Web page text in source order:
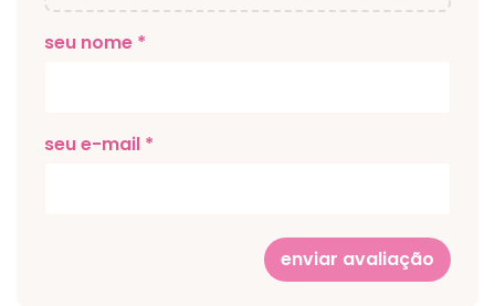
seu nome *
seu e-mail *
enviar avaliação